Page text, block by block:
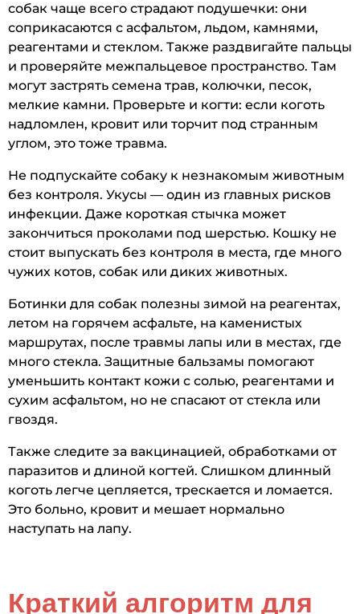
собак чаще всего страдают подушечки: они
соприкасаются с асфальтом, льдом, камнями,
реагентами и стеклом. Также раздвигайте пальцы
и проверяйте межпальцевое пространство. Там
могут застрять семена трав, колючки, песок,
мелкие камни. Проверьте и когти: если коготь
надломлен, кровит или торчит под странным
углом, это тоже травма.
Не подпускайте собаку к незнакомым животным
без контроля. Укусы — один из главных рисков
инфекции. Даже короткая стычка может
закончиться проколами под шерстью. Кошку не
стоит выпускать без контроля в места, где много
чужих котов, собак или диких животных.
Ботинки для собак полезны зимой на реагентах,
летом на горячем асфальте, на каменистых
маршрутах, после травмы лапы или в местах, где
много стекла. Защитные бальзамы помогают
уменьшить контакт кожи с солью, реагентами и
сухим асфальтом, но не спасают от стекла или
гвоздя.
Также следите за вакцинацией, обработками от
паразитов и длиной когтей. Слишком длинный
коготь легче цепляется, трескается и ломается.
Это больно, кровит и мешает нормально
наступать на лапу.
Краткий алгоритм для